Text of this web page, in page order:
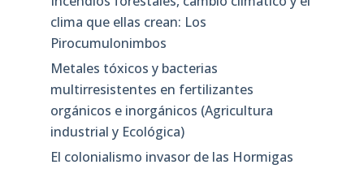
clima que ellas crean: Los
Pirocumulonimbos
Metales tóxicos y bacterias
multirresistentes en fertilizantes
orgánicos e inorgánicos (Agricultura
industrial y Ecológica)
El colonialismo invasor de las Hormigas